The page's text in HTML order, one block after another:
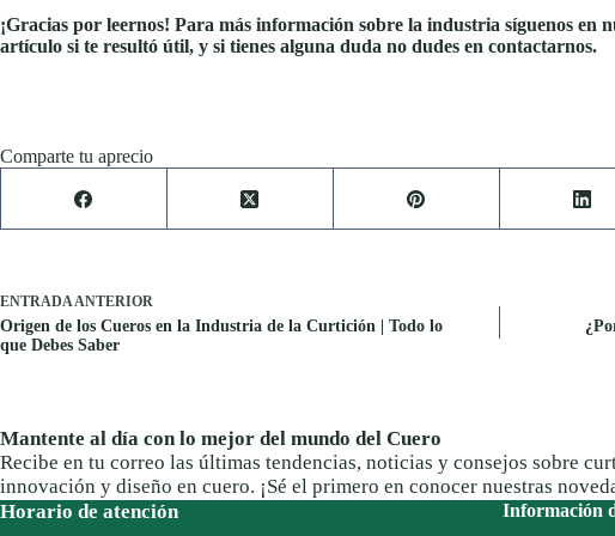
¡Gracias por leernos! Para más información sobre la industria síguenos en
artículo si te resultó útil, y si tienes alguna duda no dudes en contactarnos.
Comparte tu aprecio
ENTRADAANTERIOR
Origen de los Cueros en la Industria de la Curtición | Todo lo
que Debes Saber
Mantente al día con lo mejor del mundo del Cuero
Recibe en tu correo las últimas tendencias, noticias y consejos sobre
innovación y diseño en cuero. ¡Sé el primero en conocer nuestras
Horario de atención
Información